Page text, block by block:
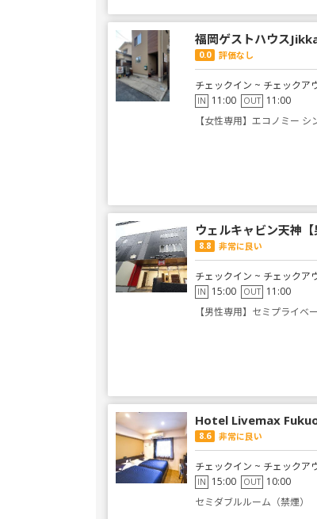
福岡ゲストハウス
0.0 評価なし
チェックイン ~ チェックア
IN 11:00 OUT 11:00
【女性専用】エコノミー シ
ウェルキャビン天神【
8.8 非常に良い
チェックイン ~ チェックア
IN 15:00 OUT 11:00
【男性専用】セミプライベ
Hotel Livemax
8.6 非常に良い
チェックイン ~ チェックア
IN 15:00 OUT 10:00
セミダブルルーム（禁煙）